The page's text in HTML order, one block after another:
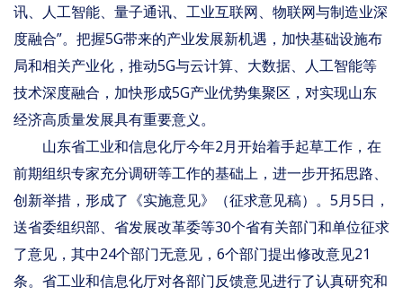
讯、人工智能、量子通讯、工业互联网、物联网与制造业深
度融合”。把握5G带来的产业发展新机遇，加快基础设施布
局和相关产业化，推动5G与云计算、大数据、人工智能等
技术深度融合，加快形成5G产业优势集聚区，对实现山东
经济高质量发展具有重要意义。
山东省工业和信息化厅今年2月开始着手起草工作，在
前期组织专家充分调研等工作的基础上，进一步开拓思路、
创新举措，形成了《实施意见》（征求意见稿）。5月5日，
送省委组织部、省发展改革委等30个省有关部门和单位征求
了意见，其中24个部门无意见，6个部门提出修改意见21
条。省工业和信息化厅对各部门反馈意见进行了认真研究和